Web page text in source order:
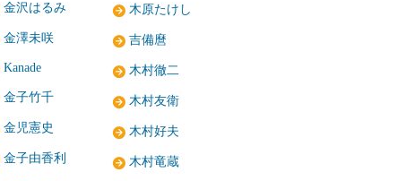
金沢はるみ
金澤未咲
Kanade
金子竹千
金児憲史
金子由香利
木原たけし
吉備麿
木村徹二
木村友衛
木村好夫
木村竜蔵